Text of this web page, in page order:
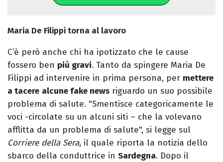
Maria De Filippi torna al lavoro
C’è però anche chi ha ipotizzato che le cause
fossero ben più gravi. Tanto da spingere Maria De
Filippi ad intervenire in prima persona, per mettere
a tacere alcune fake news riguardo un suo possibile
problema di salute. "Smentisce categoricamente le
voci -circolate su un alcuni siti – che la volevano
afflitta da un problema di salute", si legge sul
Corriere della Sera, il quale riporta la notizia dello
sbarco della conduttrice in Sardegna. Dopo il